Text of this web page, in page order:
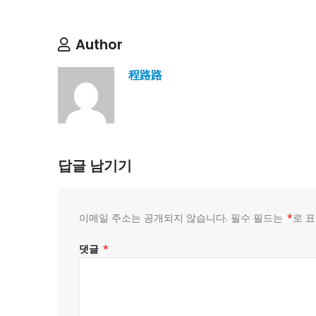
Author
程路路
답글 남기기
이메일 주소는 공개되지 않습니다. 필수 필드는 *로
댓글 *